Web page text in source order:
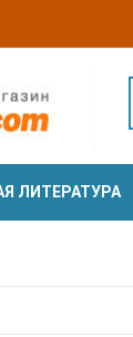
ЛИТЕРАТУРА